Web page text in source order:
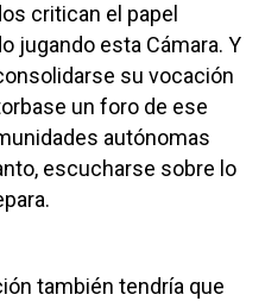
critican el papel
jugando esta Cámara. Y
su vocación
un foro de ese
autónomas
escucharse sobre lo
también tendría que